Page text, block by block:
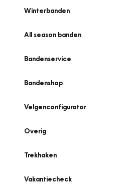
Winterbanden
All season banden
Bandenservice
Bandenshop
Velgenconfigurator
Overig
Trekhaken
Vakantiecheck